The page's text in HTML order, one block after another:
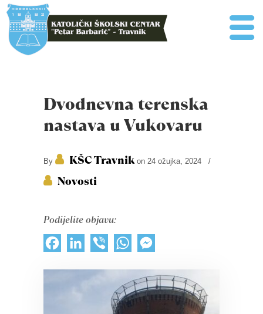
Dvodnevna terenska
nastava u Vukovaru
By KŠC Travnikon 24 ožujka, 2024 /
Novosti
Podijelite objavu:
FacebookLinkedInViber WhatsApp